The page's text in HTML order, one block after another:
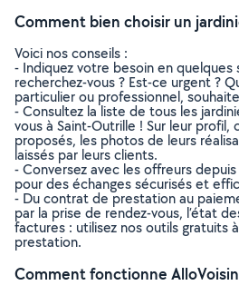
Comment bien choisir un
Voici nos conseils :
- Indiquez votre besoin en quelques
recherchez-vous ? Est-ce urgent ?
particulier ou professionnel,
- Consultez la liste de tous les
vous à Saint-Outrille ! Sur leur profil,
proposés, les photos de leurs
laissés par leurs clients.
- Conversez avec les offreurs
pour des échanges sécurisés et
- Du contrat de prestation au
par la prise de rendez-vous, l’état
factures : utilisez nos outils gratuits
prestation.
Comment fonctionne